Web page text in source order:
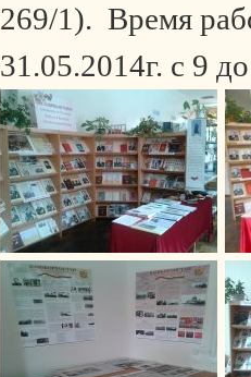
269/1). Время
31.05.2014г. с 9